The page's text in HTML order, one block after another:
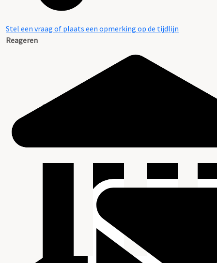
Stel een vraag of plaats een opmerking op de tijdlijn
Reageren